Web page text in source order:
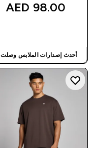
98.00 AED‎
أحدث إصدارات الملابس وصلت